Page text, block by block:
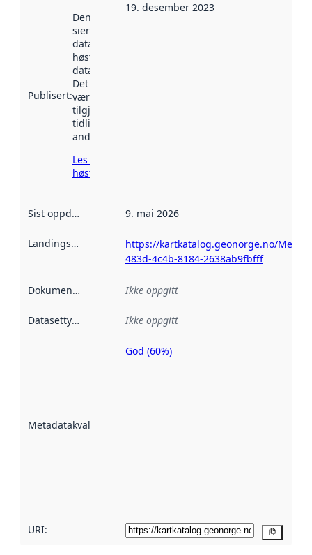
Publisert:
Denne datoen
sier når
datasettet ble
høstet av
data.norge.no.
Det kan ha
vært
tilgjengelig
tidligere
andre steder.
Les mer om
høsting her
19. desember 2023
Sist oppdatert 9. mai 2026
Landingsside
https://kartkatalog.geonorge.no/
483d-4c4b-8184-2638ab9fbfff
Dokumentasjon Ikke oppgitt
Datasettype Ikke oppgitt
Metadatakvalitet
Metadatakvalitet
God (60%)
URI: